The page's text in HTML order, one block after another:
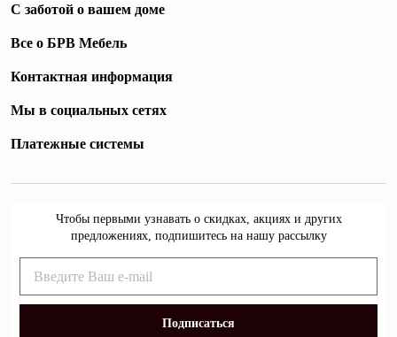
С заботой о вашем доме
Все о БРВ Мебель
Контактная информация
Мы в социальных сетях
Платежные системы
Чтобы первыми узнавать о скидках, акциях и других
предложениях, подпишитесь на нашу рассылку